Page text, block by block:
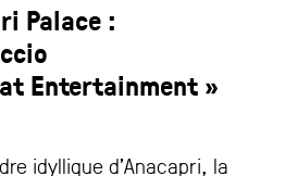
Palace :
Entertainment »
idyllique d’Anacapri, la